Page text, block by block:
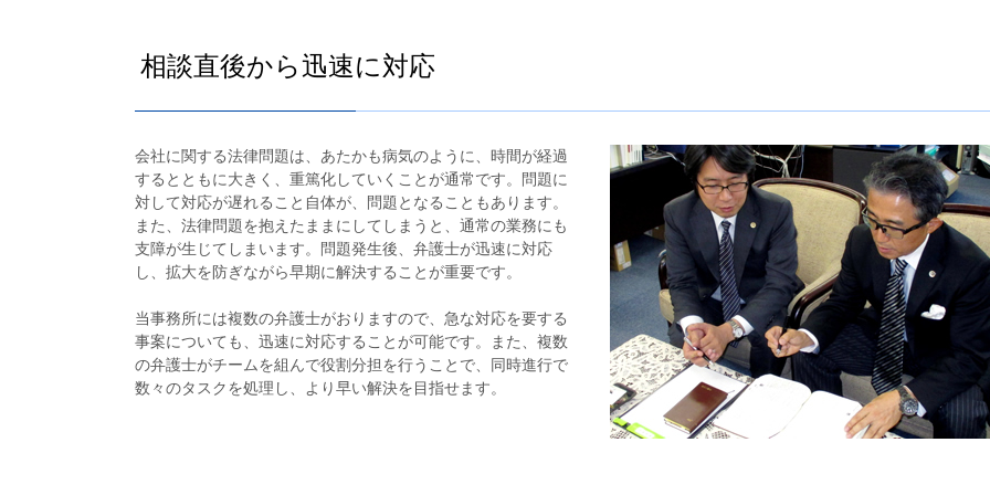
相談直後から迅速に対応
会社に関する法律問題は、あたかも病気のように、時間が経過
するとともに大きく、重篤化していくことが通常です。問題に
対して対応が遅れること自体が、問題となることもあります。
また、法律問題を抱えたままにしてしまうと、通常の業務にも
支障が生じてしまいます。問題発生後、弁護士が迅速に対応
し、拡大を防ぎながら早期に解決することが重要です。
当事務所には複数の弁護士がおりますので、急な対応を要する
事案についても、迅速に対応することが可能です。また、複数
の弁護士がチームを組んで役割分担を行うことで、同時進行で
数々のタスクを処理し、より早い解決を目指せます。